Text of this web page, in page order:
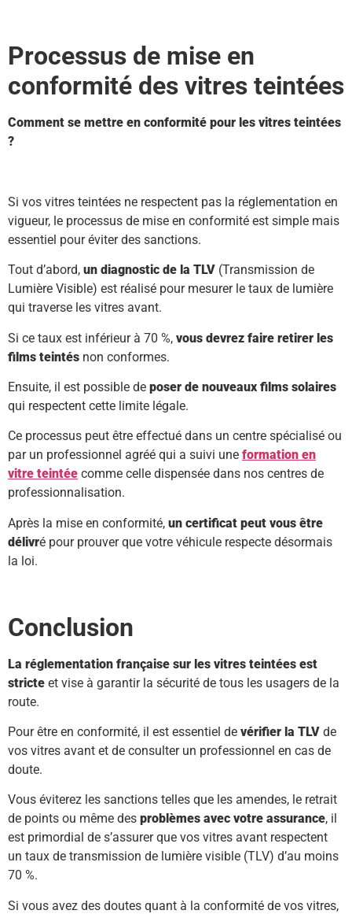
Processus de mise en
conformité des vitres teintées
Comment se mettre en conformité pour les vitres teintées
?
Si vos vitres teintées ne respectent pas la réglementation en
vigueur, le processus de mise en conformité est simple mais
essentiel pour éviter des sanctions.
Tout d’abord, un diagnostic de la TLV (Transmission de
Lumière Visible) est réalisé pour mesurer le taux de lumière
qui traverse les vitres avant.
Si ce taux est inférieur à 70 %, vous devrez faire retirer les
films teintés non conformes.
Ensuite, il est possible de poser de nouveaux films solaires
qui respectent cette limite légale.
Ce processus peut être effectué dans un centre spécialisé ou
par un professionnel agréé qui a suivi une formation en
vitre teintée comme celle dispensée dans nos centres de
professionnalisation.
Après la mise en conformité, un certificat peut vous être
délivré pour prouver que votre véhicule respecte désormais
la loi.
Conclusion
La réglementation française sur les vitres teintées est
stricte et vise à garantir la sécurité de tous les usagers de la
route.
Pour être en conformité, il est essentiel de vérifier la TLV de
vos vitres avant et de consulter un professionnel en cas de
doute.
Vous éviterez les sanctions telles que les amendes, le retrait
de points ou même des problèmes avec votre assurance, il
est primordial de s’assurer que vos vitres avant respectent
un taux de transmission de lumière visible (TLV) d’au moins
70 %.
Si vous avez des doutes quant à la conformité de vos vitres,